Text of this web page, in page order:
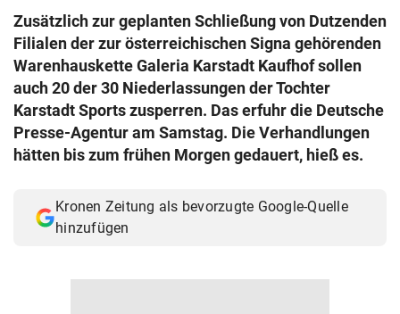
Zusätzlich zur geplanten Schließung von Dutzenden
Filialen der zur österreichischen Signa gehörenden
Warenhauskette Galeria Karstadt Kaufhof sollen
auch 20 der 30 Niederlassungen der Tochter
Karstadt Sports zusperren. Das erfuhr die Deutsche
Presse-Agentur am Samstag. Die Verhandlungen
hätten bis zum frühen Morgen gedauert, hieß es.
Kronen Zeitung als bevorzugte Google-Quelle
hinzufügen